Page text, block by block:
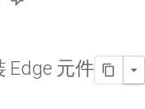
Edge 元件